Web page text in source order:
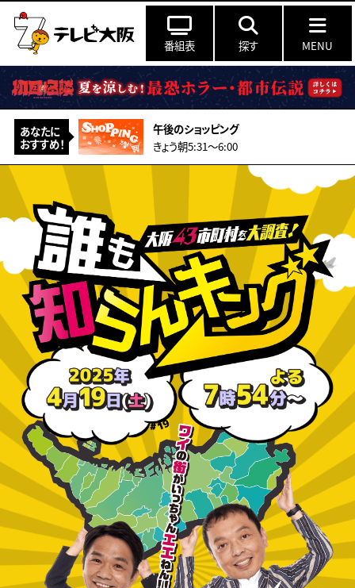
番組表 探す MENU
あなたに
おすすめ！
午後のショッピング
きょう朝5:31～6:00